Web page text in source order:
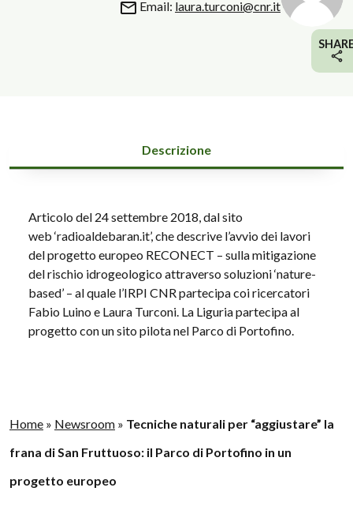
Email: laura.turconi@cnr.it
Descrizione
Articolo del 24 settembre 2018, dal sito
web ‘radioaldebaran.it’, che descrive l’avvio dei lavori
del progetto europeo RECONECT – sulla mitigazione
del rischio idrogeologico attraverso soluzioni ‘nature-
based’ – al quale l’IRPI CNR partecipa coi ricercatori
Fabio Luino e Laura Turconi. La Liguria partecipa al
progetto con un sito pilota nel Parco di Portofino.
Home » Newsroom » Tecniche naturali per “aggiustare” la
frana di San Fruttuoso: il Parco di Portofino in un
progetto europeo